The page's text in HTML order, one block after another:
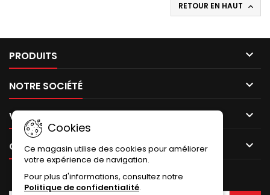
RETOUR EN HAUT 
PRODUITS 
NOTRE SOCIÉTÉ 
VOTRE COMPTE 
CONTACT 
Cookies
Ce magasin utilise des cookies pour améliorer
votre expérience de navigation.
Pour plus d'informations, consultez notre
Politique de confidentialité.
LETTRE D'INFORMATIONS